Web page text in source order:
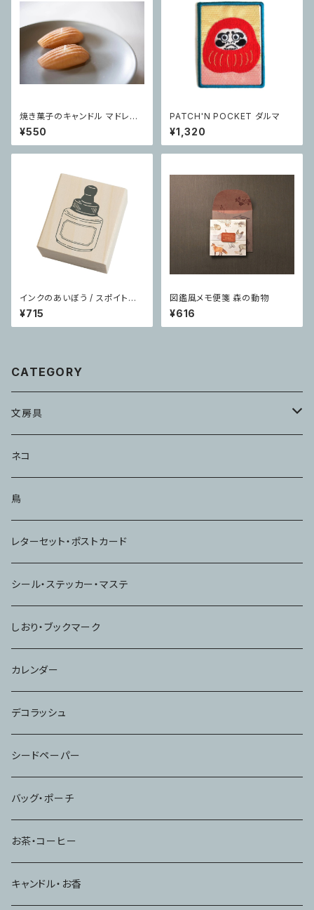
焼き菓子のキャンドル マドレー
ヌ
¥550
PATCH'N POCKET ダルマ
¥1,320
インクのあいぼう / スポイトイ
ンク瓶
¥715
図鑑風メモ便箋 森の動物
¥616
CATEGORY
文房具
メモ・ふせん
ハンコ・スタンプ
ノート
ネコ
鳥
レターセット・ポストカード
シール・ステッカー・マステ
しおり・ブックマーク
カレンダー
デコラッシュ
シードペーパー
バッグ・ポーチ
お茶・コーヒー
キャンドル・お香